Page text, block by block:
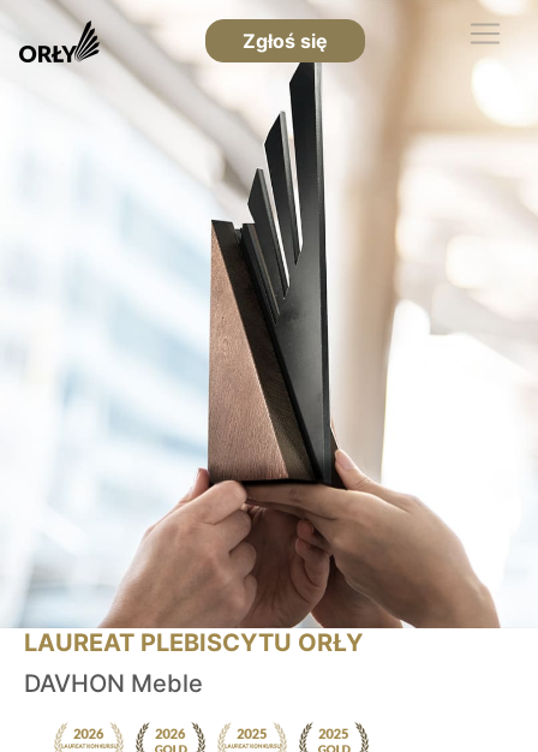
Zgłoś się
LAUREAT PLEBISCYTU ORŁY
DAVHON Meble